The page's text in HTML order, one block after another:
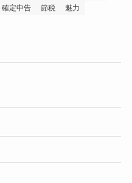
確定申告 節税 魅力